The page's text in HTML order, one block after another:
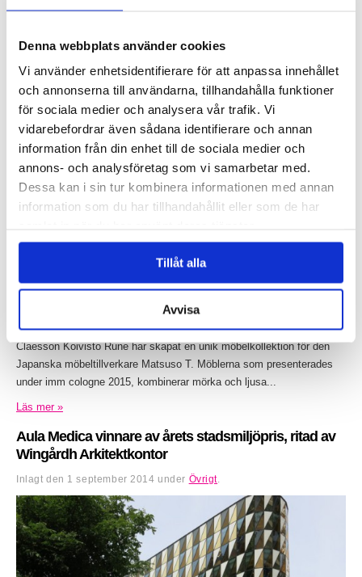
Denna webbplats använder cookies
Vi använder enhetsidentifierare för att anpassa innehållet
och annonserna till användarna, tillhandahålla funktioner
för sociala medier och analysera vår trafik. Vi
vidarebefordrar även sådana identifierare och annan
information från din enhet till de sociala medier och
annons- och analysföretag som vi samarbetar med.
Dessa kan i sin tur kombinera informationen med annan
information som du har tillhandahållit eller som de har
Tillåt alla
Avvisa
av Claesson...
Läs mer »
Claesson Koivisto Rune gör randig möbelkollektion
för Matsuso T
Claesson Koivisto Rune har skapat en unik möbelkollektion för den
Japanska möbeltillverkare Matsuso T. Möblerna som presenterades
under imm cologne 2015, kombinerar mörka och ljusa...
Läs mer »
Aula Medica vinnare av årets stadsmiljöpris, ritad av
Wingårdh Arkitektkontor
Inlagt den 1 september 2014 under Övrigt